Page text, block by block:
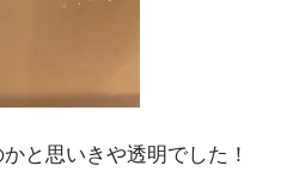
と思いきや透明でした！